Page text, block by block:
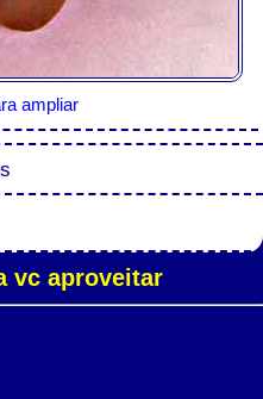
ampliar
vc aproveitar